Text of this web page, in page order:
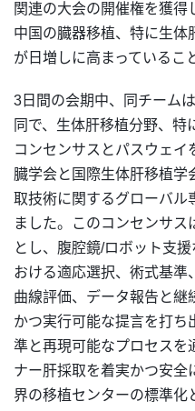
関連の大会の開催権を獲得
中国の臓器移植、特に生体
が日増しに高まっているこ
3日間の会期中、同チーム
同で、生体肝移植分野、特
コンセンサスとパスウェ
臓学会と国際生体肝移植学
取技術に関するグローバル
ました。このコンセンサ
とし、腹腔鏡/ロボット支
おける適応選択、術式基準
曲線評価、データ報告と継
かつ実行可能な提言を打ち
準と再現可能なプロセスを
ナー肝採取を着実かつ安全
界の移植センターの標準化